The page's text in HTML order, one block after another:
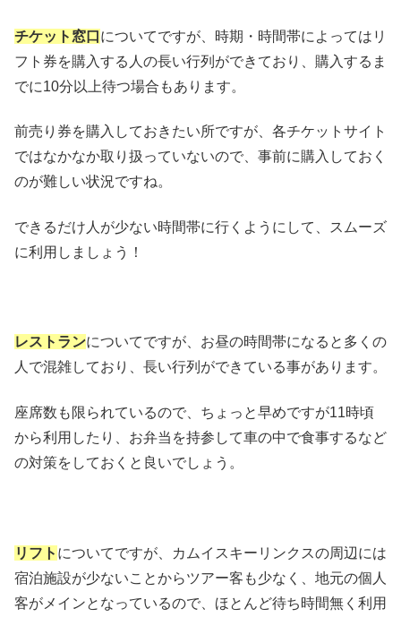
チケット窓口 についてですが、時期・時間帯によってはリ
フト券を購入する人の長い行列ができており、購入するま
でに10分以上待つ場合もあります。
前売り券を購入しておきたい所ですが、各チケットサイト
ではなかなか取り扱っていないので、事前に購入しておく
のが難しい状況ですね。
できるだけ人が少ない時間帯に行くようにして、スムーズ
に利用しましょう！
レストランについてですが、お昼の時間帯になると多くの
人で混雑しており、長い行列ができている事があります。
座席数も限られているので、ちょっと早めですが11時頃
から利用したり、お弁当を持参して車の中で食事するなど
の対策をしておくと良いでしょう。
リフト についてですが、カムイスキーリンクスの周辺には
宿泊施設が少ないことからツアー客も少なく、地元の個人
客がメインとなっているので、ほとんど待ち時間無く利用